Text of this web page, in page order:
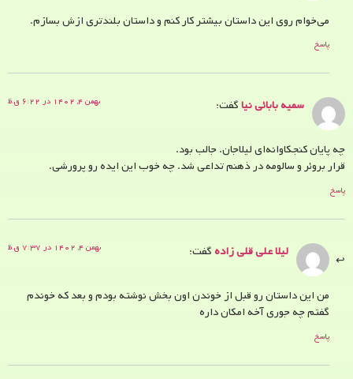
می‌خوام روی این داستان بیشتر کار کنم و داستان بلندتری ازش بسازم.
پاسخ
سمیه بابائی نیاگفت: بهمن ۴, ۱۴۰۲ در ۶:۲۲ ق.ظ
چه پایان کنجکاوانه‌ای لیلاجان. جالب بود.
قرار بروئر و سالومه در ذهنم تداعی شد. چه خوب این ایده رو پرورشی.
پاسخ
لیلا علی قلی زادهگفت: بهمن ۴, ۱۴۰۲ در ۷:۳۷ ق.ظ
من این داستان رو قبل از خوندن اون بخش نوشته بودم و بعد که خوندم
گفتم چه‌ جوری آخه امکان داره
پاسخ